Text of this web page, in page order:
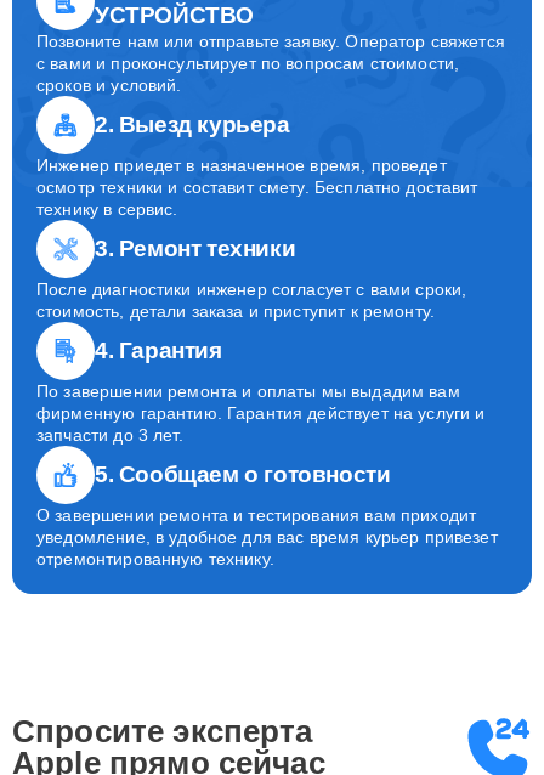
УСТРОЙСТВО
Позвоните нам или отправьте заявку. Оператор свяжется
с вами и проконсультирует по вопросам стоимости,
сроков и условий.
2. Выезд курьера
Инженер приедет в назначенное время, проведет
осмотр техники и составит смету. Бесплатно доставит
технику в сервис.
3. Ремонт техники
После диагностики инженер согласует с вами сроки,
стоимость, детали заказа и приступит к ремонту.
4. Гарантия
По завершении ремонта и оплаты мы выдадим вам
фирменную гарантию. Гарантия действует на услуги и
запчасти до 3 лет.
5. Сообщаем о готовности
О завершении ремонта и тестирования вам приходит
уведомление, в удобное для вас время курьер привезет
отремонтированную технику.
Спросите эксперта